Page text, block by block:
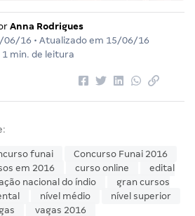
Anna Rodrigues
06/16 • Atualizado em 15/06/16
1 min. de leitura
funai
Concurso Funai 2016
em 2016 curso online
edital
nacional do índio
gran cursos
nível médio
nível superior
vagas 2016